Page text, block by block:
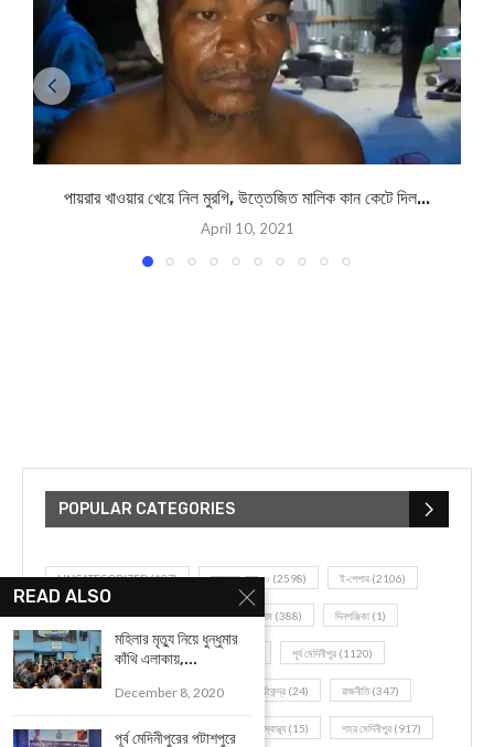
পায়রার খাওয়ার খেয়ে নিল মুরগি, উত্তেজিত মালিক কান কেটে দিল...
April 10, 2021
POPULAR CATEGORIES
UNCATEGORIZED(107) আজকের সেরা ১০ (2598) ই-পেপার (2106)
খেলাধূলো(5) জেলার খবর(602) ঝাড়গ্রাম (388) দিনপঞ্জিকা (1)
দৈনিক রাশিফল (819) পশ্চিম মেদিনীপুর(2937) পূর্ব মেদিনীপুর (1120)
বন্যপ্রাণ(4) বিনোদন(3) ভ্রমণ এবং তীর্থকেন্দ্র (24) রাজনীতি(347)
রান্না-রেসিপী লাইফ স্টাইল শরীর স্বাস্থ্য (15) শহর মেদিনীপুর (917)
READ ALSO
মহিলার মৃত্যু নিয়ে ধুন্ধুমার
কাঁথি এলাকায়,...
December 8, 2020
পূর্ব মেদিনীপুরের পটাশপুরে